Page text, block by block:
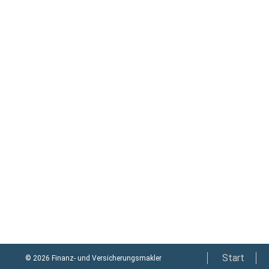
Start
© 2026 Finanz- und Versicherungsmakler